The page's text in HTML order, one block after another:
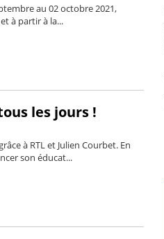
au 02 octobre 2021,
à partir à la...
les jours !
à RTL et Julien Courbet. En
son éducat...